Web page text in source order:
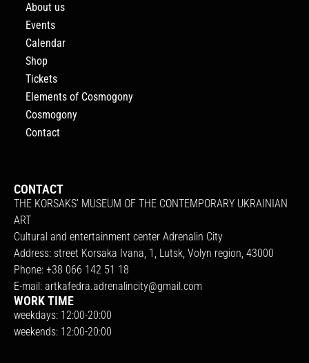
About us
Events
Calendar
Shop
Tickets
Elements of Cosmogony
Cosmogony
Contact
CONTACT
THE KORSAKS’ MUSEUM OF THE CONTEMPORARY UKRAINIAN
ART
Cultural and entertainment center Adrenalin City
Address: street Korsaka Ivana, 1, Lutsk, Volyn region, 43000
Phone: +38 066 142 51 18
E-mail: artkafedra.adrenalincity@gmail.com
WORK TIME
weekdays: 12:00-20:00
weekends: 12:00-20:00